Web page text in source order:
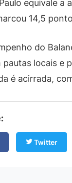
equivale
14,5
do
pautas locais e
é acirrada,
Twitter